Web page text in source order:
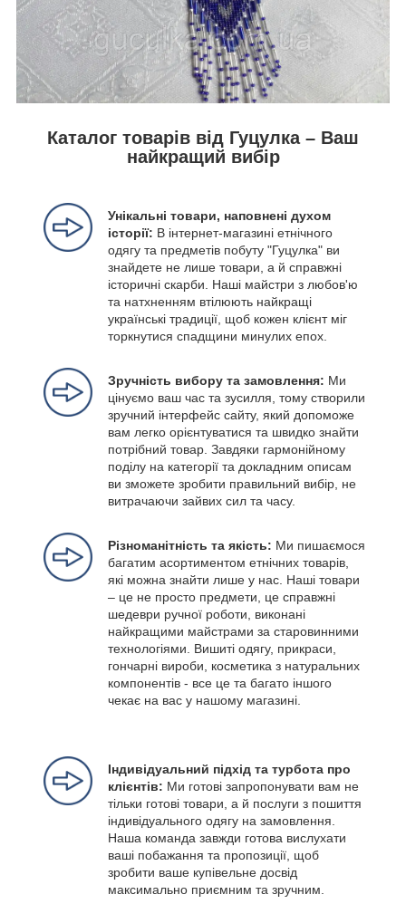
Каталог товарів від Гуцулка – Ваш
найкращий вибір
Унікальні товари, наповнені духом
історії: В інтернет-магазині етнічного
одягу та предметів побуту "Гуцулка" ви
знайдете не лише товари, а й справжні
історичні скарби. Наші майстри з любов'ю
та натхненням втілюють найкращі
українські традиції, щоб кожен клієнт міг
торкнутися спадщини минулих епох.
Зручність вибору та замовлення: Ми
цінуємо ваш час та зусилля, тому створили
зручний інтерфейс сайту, який допоможе
вам легко орієнтуватися та швидко знайти
потрібний товар. Завдяки гармонійному
поділу на категорії та докладним описам
ви зможете зробити правильний вибір, не
витрачаючи зайвих сил та часу.
Різноманітність та якість: Ми пишаємося
багатим асортиментом етнічних товарів,
які можна знайти лише у нас. Наші товари
– це не просто предмети, це справжні
шедеври ручної роботи, виконані
найкращими майстрами за старовинними
технологіями. Вишиті одягу, прикраси,
гончарні вироби, косметика з натуральних
компонентів - все це та багато іншого
чекає на вас у нашому магазині.
Індивідуальний підхід та турбота про
клієнтів: Ми готові запропонувати вам не
тільки готові товари, а й послуги з пошиття
індивідуального одягу на замовлення.
Наша команда завжди готова вислухати
ваші побажання та пропозиції, щоб
зробити ваше купівельне досвід
максимально приємним та зручним.